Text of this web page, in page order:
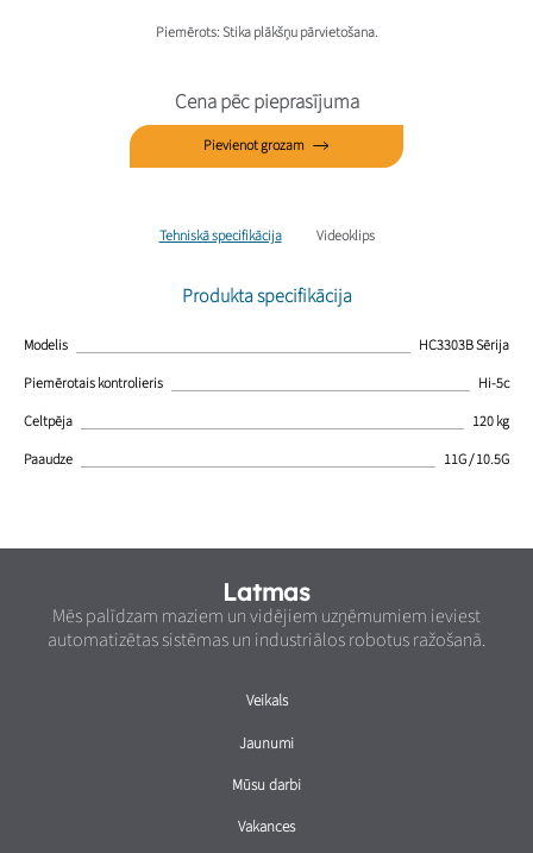
Piemērots: Stika plākšņu pārvietošana.
Cena pēc pieprasījuma
Pievienot grozam
Tehniskā specifikācija Videoklips
Produkta specifikācija
Modelis
HC3303B Sērija
Piemērotais kontrolieris
Hi-5c
Celtpēja
120 kg
Paaudze
11G / 10.5G
Latmas
Mēs palīdzam maziem un vidējiem uzņēmumiem ieviest
automatizētas sistēmas un industriālos robotus ražošanā.
Veikals
Jaunumi
Mūsu darbi
Vakances